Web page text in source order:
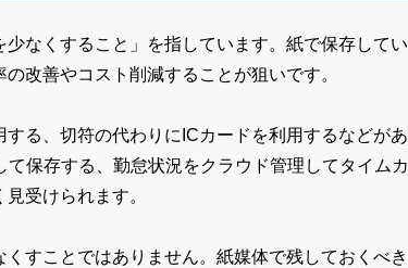
なくすること」を指しています。紙で保存してい
改善やコスト削減することが狙いです。
る、切符の代わりにICカードを利用するなどがあ
保存する、勤怠状況をクラウド管理してタイムカ
受けられます。
すことではありません。紙媒体で残しておくべき